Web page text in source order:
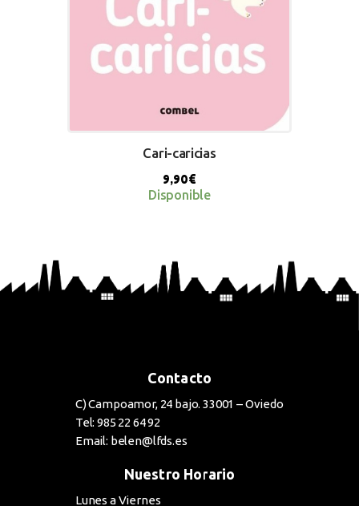
Cari-caricias
9,90€
Disponible
Contacto
C) Campoamor, 24 bajo. 33001 – Oviedo
Tel: 985 22 64 92
Email: belen@lfds.es
Nuestro Horario
Lunes a Viernes